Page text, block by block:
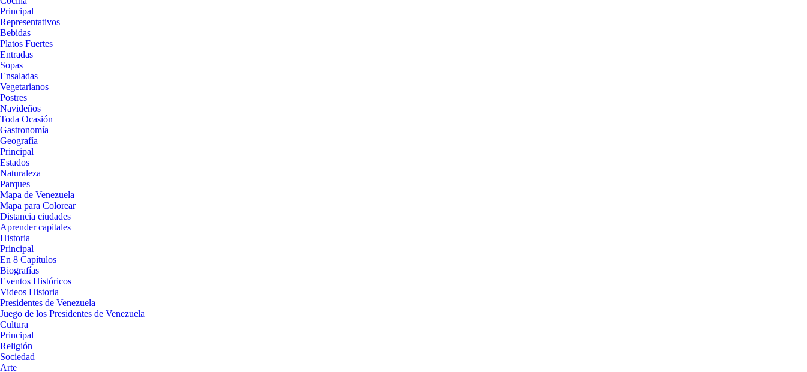
Principal
Representativos
Bebidas
Platos Fuertes
Entradas
Sopas
Ensaladas
Vegetarianos
Postres
Navideños
Toda Ocasión
Gastronomía
Geografía
Principal
Estados
Naturaleza
Parques
Mapa de Venezuela
Mapa para Colorear
Distancia ciudades
Aprender capitales
Historia
Principal
En 8 Capítulos
Biografías
Eventos Históricos
Videos Historia
Presidentes de Venezuela
Juego de los Presidentes de Venezuela
Cultura
Principal
Religión
Sociedad
Arte